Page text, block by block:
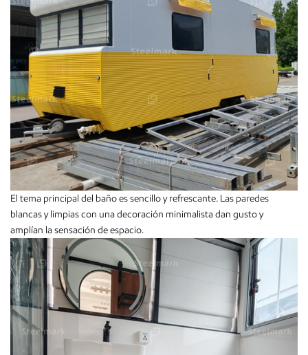
El tema principal del baño es sencillo y refrescante. Las paredes
blancas y limpias con una decoración minimalista dan gusto y
amplían la sensación de espacio.